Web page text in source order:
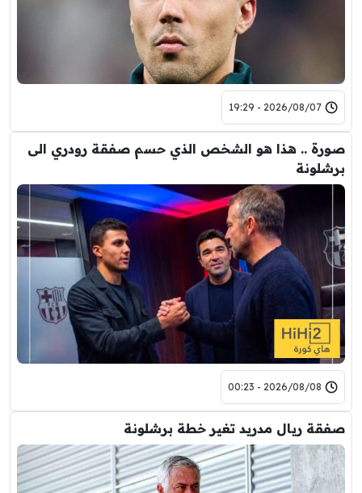
2026/08/07 - 19:29
صورة .. هذا هو الشخص الذي حسم صفقة رودري الى
برشلونة
2026/08/08 - 00:23
صفقة ريال مدريد تغير خطة برشلونة